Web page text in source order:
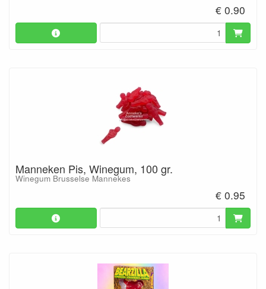
€ 0.90
Manneken Pis, Winegum, 100 gr.
Winegum Brusselse Mannekes
€ 0.95